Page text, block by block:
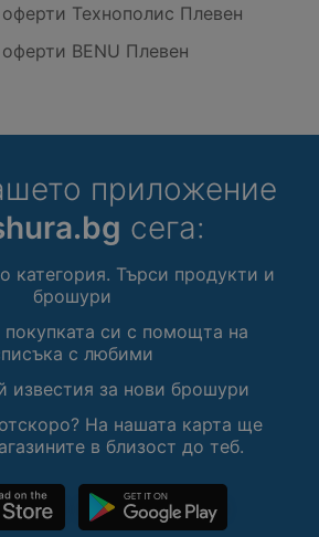
Технополис Плевен
BENU Плевен
приложение
сега:
категория. Търси продукти и
брошури
си с помощта на
с любими
известия за нови брошури
На нашата карта ще
в близост до теб.